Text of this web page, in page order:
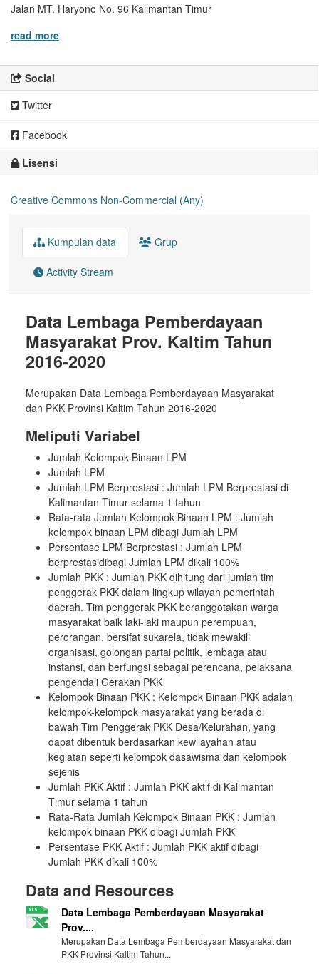
Jalan MT. Haryono No. 96 Kalimantan Timur
read more
Social
Twitter
Facebook
Lisensi
Creative Commons Non-Commercial (Any)
Kumpulan data Grup
Activity Stream
Data Lembaga Pemberdayaan
Masyarakat Prov. Kaltim Tahun
2016-2020
Merupakan Data Lembaga Pemberdayaan Masyarakat
dan PKK Provinsi Kaltim Tahun 2016-2020
Meliputi Variabel
Jumlah Kelompok Binaan LPM
Jumlah LPM
Jumlah LPM Berprestasi : Jumlah LPM Berprestasi di
Kalimantan Timur selama 1 tahun
Rata-rata Jumlah Kelompok Binaan LPM : Jumlah
kelompok binaan LPM dibagi Jumlah LPM
Persentase LPM Berprestasi : Jumlah LPM
berprestasidibagi Jumlah LPM dikali 100%
Jumlah PKK : Jumlah PKK dihitung dari jumlah tim
penggerak PKK dalam lingkup wilayah pemerintah
daerah. Tim penggerak PKK beranggotakan warga
masyarakat baik laki-laki maupun perempuan,
perorangan, bersifat sukarela, tidak mewakili
organisasi, golongan partai politik, lembaga atau
instansi, dan berfungsi sebagai perencana, pelaksana
pengendali Gerakan PKK
Kelompok Binaan PKK : Kelompok Binaan PKK adalah
kelompok-kelompok masyarakat yang berada di
bawah Tim Penggerak PKK Desa/Kelurahan, yang
dapat dibentuk berdasarkan kewilayahan atau
kegiatan seperti kelompok dasawisma dan kelompok
sejenis
Jumlah PKK Aktif : Jumlah PKK aktif di Kalimantan
Timur selama 1 tahun
Rata-Rata Jumlah Kelompok Binaan PKK : Jumlah
kelompok binaan PKK dibagi Jumlah PKK
Persentase PKK Aktif : Jumlah PKK aktif dibagi
Jumlah PKK dikali 100%
Data and Resources
Data Lembaga Pemberdayaan Masyarakat
Prov....
Merupakan Data Lembaga Pemberdayaan Masyarakat dan
PKK Provinsi Kaltim Tahun...